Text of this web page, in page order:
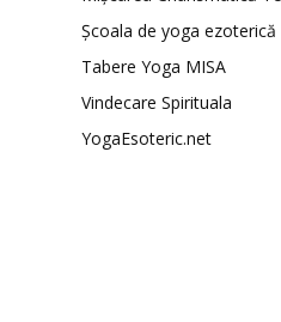
Școala de yoga ezoterică
Tabere Yoga MISA
Vindecare Spirituala
YogaEsoteric.net